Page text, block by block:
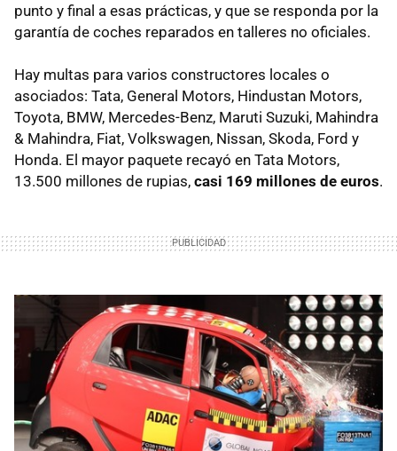
punto y final a esas prácticas, y que se responda por la
garantía de coches reparados en talleres no oficiales.
Hay multas para varios constructores locales o
asociados: Tata, General Motors, Hindustan Motors,
Toyota, BMW, Mercedes-Benz, Maruti Suzuki, Mahindra
& Mahindra, Fiat, Volkswagen, Nissan, Skoda, Ford y
Honda. El mayor paquete recayó en Tata Motors,
13.500 millones de rupias, casi 169 millones de euros.